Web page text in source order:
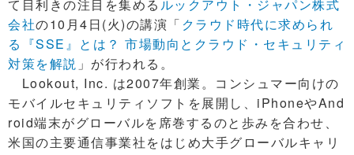
て目利きの注目を集める ルックアウト・ジャパン株式
会社の10月4日(火)の講演「 クラウド時代に求められ
る『SSE』とは？ 市場動向とクラウド・セキュリティ
対策を解説 」が行われる。
Lookout, Inc. は2007年創業。コンシュマー向けの
モバイルセキュリティソフトを展開し、iPhoneやAnd
roid端末がグローバルを席巻するのと歩みを合わせ、
米国の主要通信事業社をはじめ大手グローバルキャリ